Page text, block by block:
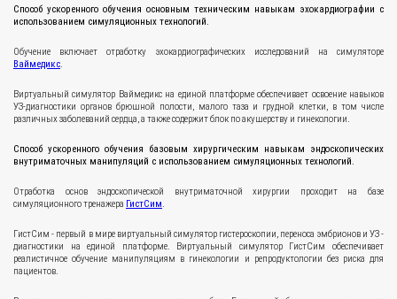
Способ ускоренного обучения основным техническим навыкам эхокардиографии с
использованием симуляционных технологий.
Обучение включает отработку эхокардиографических исследований на симуляторе
Ваймедикс.
Виртуальный симулятор Ваймедикс на единой платформе обеспечивает освоение навыков
УЗ-диагностики органов брюшной полости, малого таза и грудной клетки, в том числе
различных заболеваний сердца, а также содержит блок по акушерству и гинекологии.
Способ ускоренного обучения базовым хирургическим навыкам эндоскопических
внутриматочных манипуляций с использованием симуляционных технологий.
Отработка основ эндоскопической внутриматочной хирургии проходит на базе
симуляционного тренажера ГистСим.
ГистСим - первый в мире виртуальный симулятор гистероскопии, переноса эмбрионов и УЗ -
диагностики на единой платформе. Виртуальный симулятор ГистСим обеспечивает
реалистичное обучение манипуляциям в гинекологии и репродуктологии без риска для
пациентов.